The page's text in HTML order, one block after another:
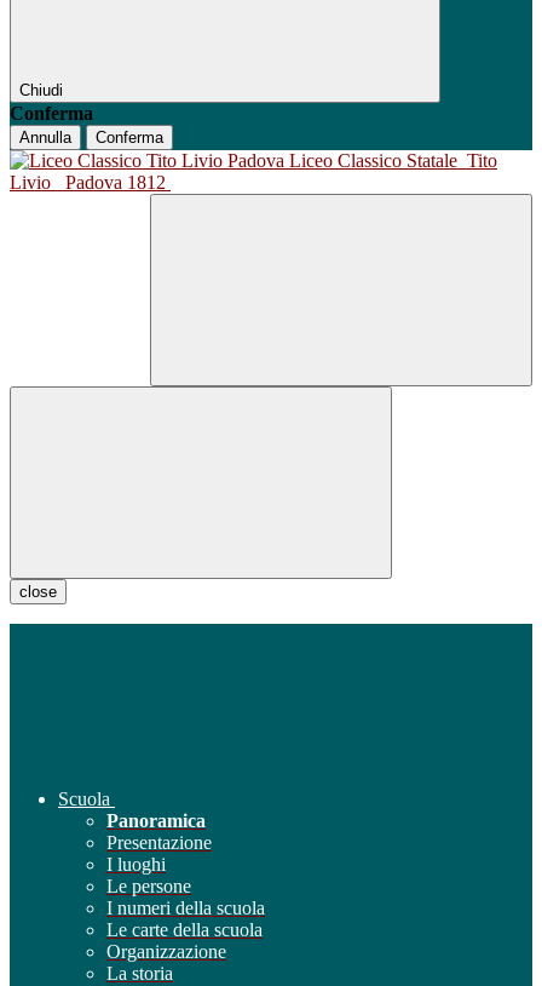
Chiudi
Conferma
Annulla Conferma
Liceo Classico Statale Tito
Livio
Padova 1812
close
Scuola
Panoramica
Presentazione
I luoghi
Le persone
I numeri della scuola
Le carte della scuola
Organizzazione
La storia